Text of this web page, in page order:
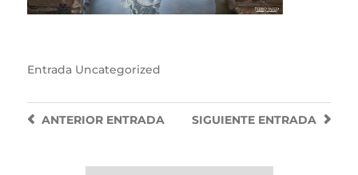
Entrada Uncategorized
SIGUIENTE ENTRADA
ANTERIORENTRADA